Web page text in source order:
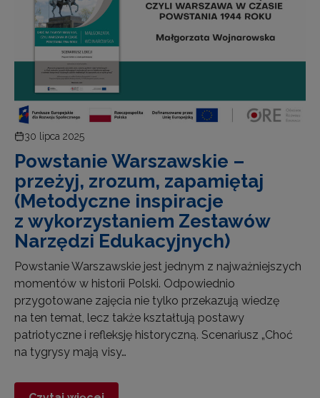
30 lipca 2025
Powstanie Warszawskie –
przeżyj, zrozum, zapamiętaj
(Metodyczne inspiracje
z wykorzystaniem Zestawów
Narzędzi Edukacyjnych)
Powstanie Warszawskie jest jednym z najważniejszych
momentów w historii Polski. Odpowiednio
przygotowane zajęcia nie tylko przekazują wiedzę
na ten temat, lecz także kształtują postawy
patriotyczne i refleksję historyczną. Scenariusz „Choć
na tygrysy mają visy…